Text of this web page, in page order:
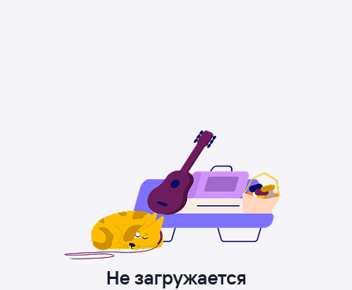
Не загружается